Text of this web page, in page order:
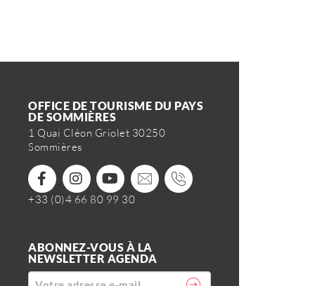
OFFICE DE TOURISME DU PAYS
DE SOMMIÈRES
1 Quai Cléon Griolet 30250
Sommières
+33 (0)4 66 80 99 30
ABONNEZ-VOUS À LA
NEWSLETTER AGENDA